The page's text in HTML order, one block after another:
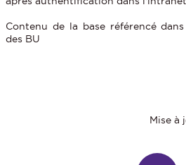
Contenu de la base référencé
des BU
Mise à